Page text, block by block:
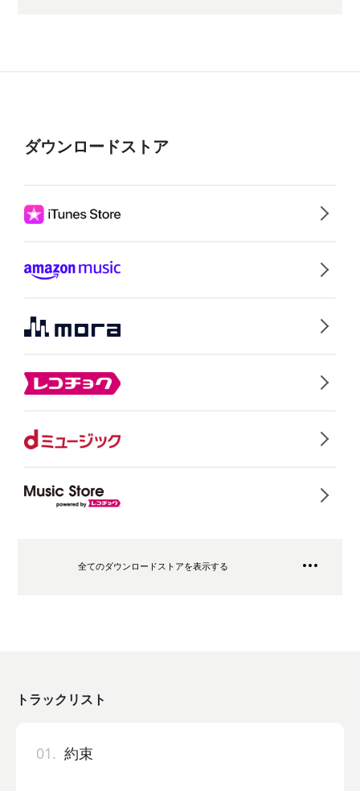
ダウンロードストア
全てのダウンロードストアを表示する
トラックリスト
01. 約束